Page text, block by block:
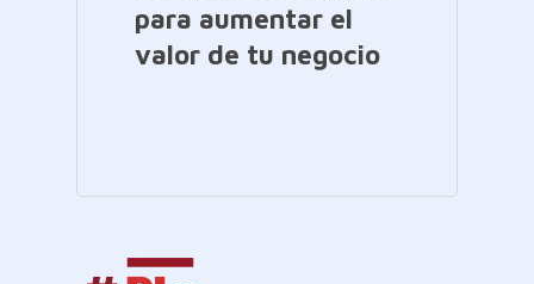
para aumentar el
valor de tu negocio